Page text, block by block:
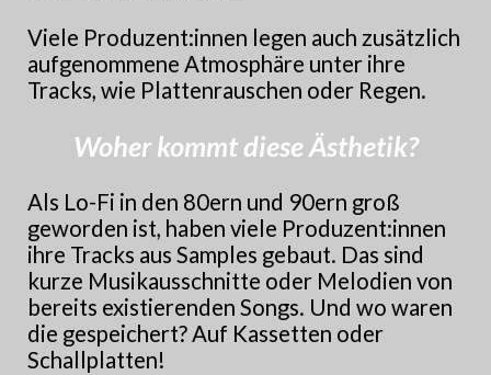
Viele Produzent:innen legen auch zusätzlich
aufgenommene Atmosphäre unter ihre
Tracks, wie Plattenrauschen oder Regen.
Woher kommt diese Ästhetik?
Als Lo-Fi in den 80ern und 90ern groß
geworden ist, haben viele Produzent:innen
ihre Tracks aus Samples gebaut. Das sind
kurze Musikausschnitte oder Melodien von
bereits existierenden Songs. Und wo waren
die gespeichert? Auf Kassetten oder
Schallplatten!